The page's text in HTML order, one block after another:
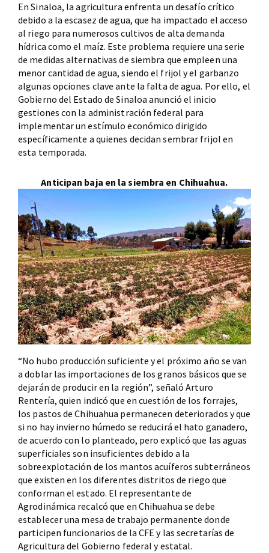
En Sinaloa, la agricultura enfrenta un desafío crítico
debido a la escasez de agua, que ha impactado el acceso
al riego para numerosos cultivos de alta demanda
hídrica como el maíz. Este problema requiere una serie
de medidas alternativas de siembra que empleen una
menor cantidad de agua, siendo el frijol y el garbanzo
algunas opciones clave ante la falta de agua. Por ello, el
Gobierno del Estado de Sinaloa anunció el inicio
gestiones con la administración federal para
implementar un estímulo económico dirigido
específicamente a quienes decidan sembrar frijol en
esta temporada.
Anticipan baja en la siembra en Chihuahua.
“No hubo producción suficiente y el próximo año se van
a doblar las importaciones de los granos básicos que se
dejarán de producir en la región”, señaló Arturo
Rentería, quien indicó que en cuestión de los forrajes,
los pastos de Chihuahua permanecen deteriorados y que
si no hay invierno húmedo se reducirá el hato ganadero,
de acuerdo con lo planteado, pero explicó que las aguas
superficiales son insuficientes debido a la
sobreexplotación de los mantos acuíferos subterráneos
que existen en los diferentes distritos de riego que
conforman el estado. El representante de
Agrodinámica recalcó que en Chihuahua se debe
establecer una mesa de trabajo permanente donde
participen funcionarios de la CFE y las secretarías de
Agricultura del Gobierno federal y estatal.